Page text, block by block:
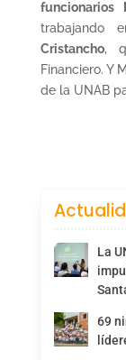
funcionarios
trabajando
Cristancho,
Financiero. Y
de la UNAB
La
69